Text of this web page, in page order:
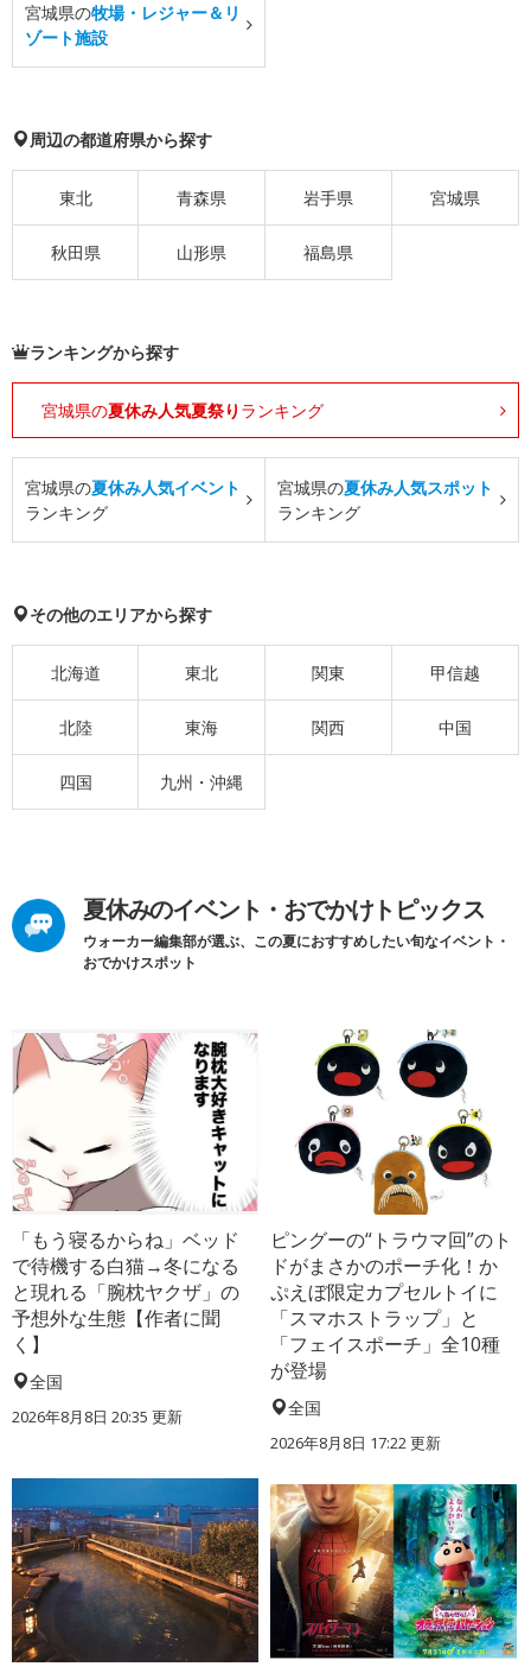
宮城県の牧場・レジャー＆リ
ゾート施設
周辺の都道府県から探す
東北 青森県 岩手県 宮城県
秋田県 山形県 福島県
ランキングから探す
宮城県の夏休み人気夏祭り ランキング
宮城県の夏休み人気イベント
ランキング
宮城県の夏休み人気スポット
ランキング
その他のエリアから探す
北海道 東北 関東 甲信越
北陸 東海 関西 中国
四国 九州・沖縄
夏休みのイベント・おでかけトピックス
ウォーカー編集部が選ぶ、この夏におすすめしたい旬なイベント・
おでかけスポット
「もう寝るからね」ベッド
で待機する白猫→冬になる
と現れる「腕枕ヤクザ」の
予想外な生態【作者に聞
く】
全国
2026年8月8日 20:35 更新
ピングーの“トラウマ回”のト
ドがまさかのポーチ化！か
ぷえぼ限定カプセルトイに
「スマホストラップ」と
「フェイスポーチ」全10種
が登場
全国
2026年8月8日 17:22更新